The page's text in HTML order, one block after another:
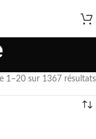
1–20 sur 1367 résultats